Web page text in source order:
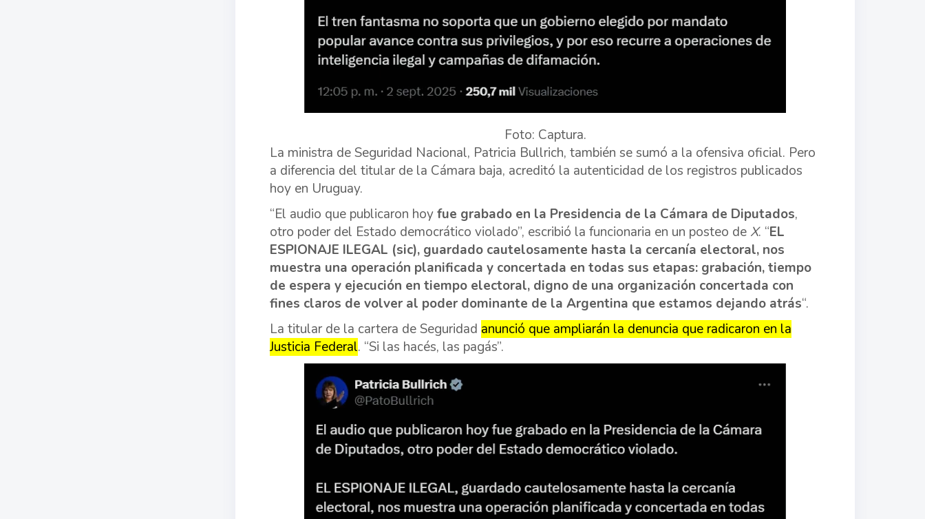
Foto: Captura.
La ministra de Seguridad Nacional, Patricia Bullrich, también se sumó a la ofensiva oficial. Pero
a diferencia del titular de la Cámara baja, acreditó la autenticidad de los registros publicados
hoy en Uruguay.
“El audio que publicaron hoyfue grabado en la Presidencia de la Cámara de Diputados,
otro poder del Estado democrático violado”, escribió la funcionaria en un posteo de X. “EL
ESPIONAJE ILEGAL (sic), guardado cautelosamente hasta la cercanía electoral, nos
muestra una operación planificada y concertada en todas sus etapas: grabación, tiempo
de espera y ejecución en tiempo electoral, digno de una organización concertada con
fines claros de volver al poder dominante de la Argentina que estamos dejando atrás“.
La titular de la cartera de Seguridad anunció que ampliarán la denuncia que radicaron en la
Justicia Federal. “Si las hacés, las pagás”.